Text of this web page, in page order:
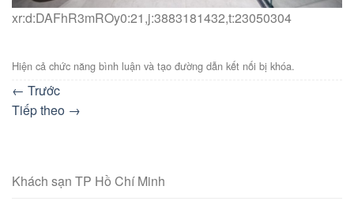
xr:d:DAFhR3mROy0:21,j:3883181432,t:23050304
Hiện cả chức năng bình luận và tạo đường dẫn kết nối bị khóa.
← Trước
Tiếp theo →
Khách sạn TP Hồ Chí Minh